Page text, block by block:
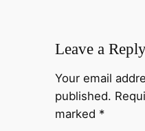
Leave a
Your email
published.
marked *